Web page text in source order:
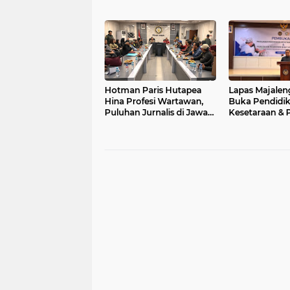
SUDAH
Hotman Paris Hutapea
Hina Profesi Wartawan,
Puluhan Jurnalis di Jawa
Lapas
Buka
Kesetaraan &